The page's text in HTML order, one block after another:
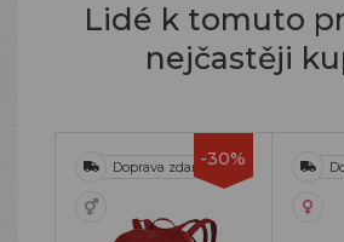
Lidé k tomuto
nejčastěji
-30%
Doprava zdarma